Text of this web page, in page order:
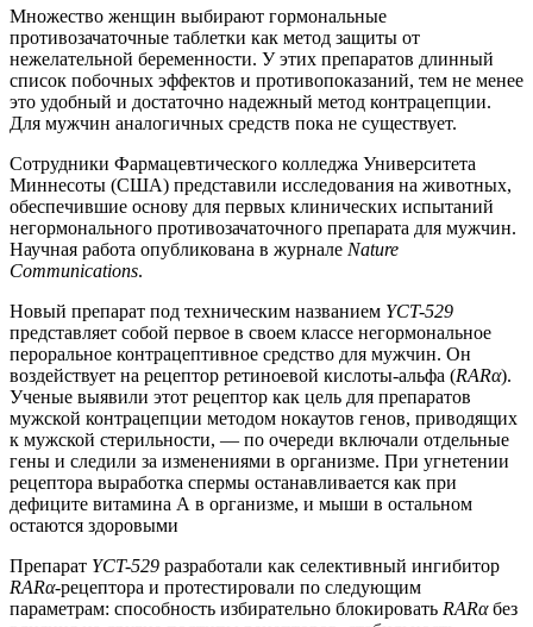
Множество женщин выбирают гормональные
противозачаточные таблетки как метод защиты от
нежелательной беременности. У этих препаратов длинный
список побочных эффектов и противопоказаний, тем не менее
это удобный и достаточно надежный метод контрацепции.
Для мужчин аналогичных средств пока не существует.
Сотрудники Фармацевтического колледжа Университета
Миннесоты (США) представили исследования на животных,
обеспечившие основу для первых клинических испытаний
негормонального противозачаточного препарата для мужчин.
Научная работа опубликована в журнале Nature
Communications.
Новый препарат под техническим названием YCT-529
представляет собой первое в своем классе негормональное
пероральное контрацептивное средство для мужчин. Он
воздействует на рецептор ретиноевой кислоты-альфа (RARα).
Ученые выявили этот рецептор как цель для препаратов
мужской контрацепции методом нокаутов генов, приводящих
к мужской стерильности, — по очереди включали отдельные
гены и следили за изменениями в организме. При угнетении
рецептора выработка спермы останавливается как при
дефиците витамина А в организме, и мыши в остальном
остаются здоровыми
Препарат YCT-529 разработали как селективный ингибитор
RARα-рецептора и протестировали по следующим
параметрам: способность избирательно блокировать RARαбез